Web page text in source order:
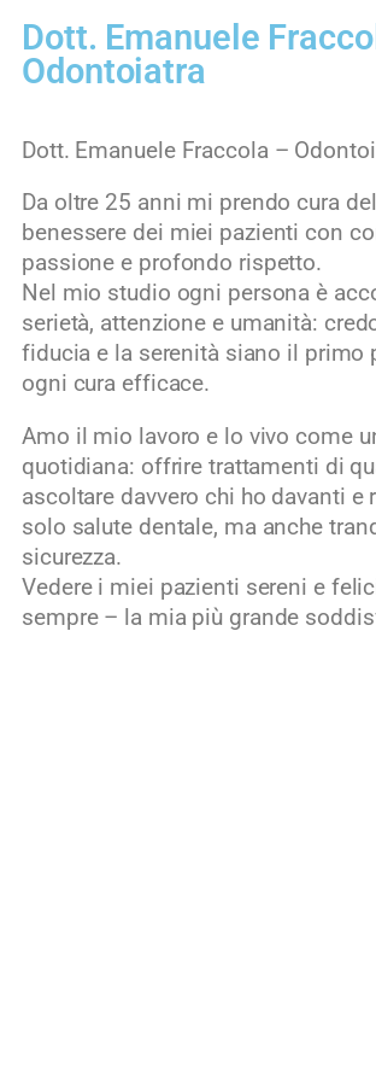
Dott. Emanuele
Odontoiatra
Dott. Emanuele Fraccola –
Da oltre 25 anni mi prendo cura
benessere dei miei pazienti con
passione e profondo rispetto.
Nel mio studio ogni persona è
serietà, attenzione e umanità:
fiducia e la serenità siano il primo
ogni cura efficace.
Amo il mio lavoro e lo vivo come
quotidiana: offrire trattamenti di
ascoltare davvero chi ho davanti e
solo salute dentale, ma anche
sicurezza.
Vedere i miei pazienti sereni e
sempre – la mia più grande